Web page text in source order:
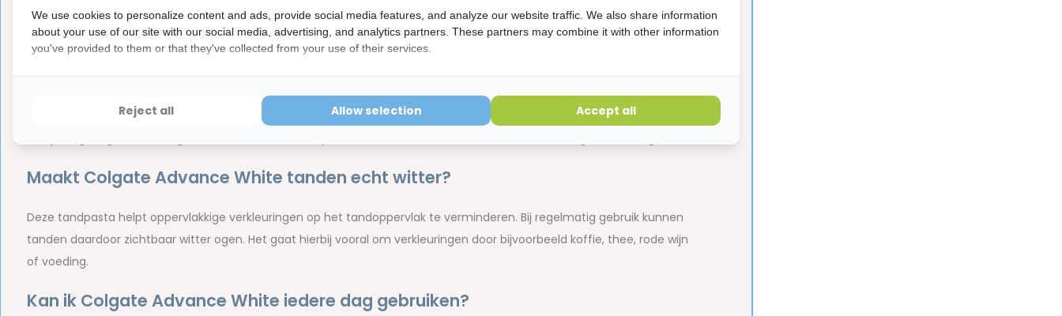
Inhoud van de verpakking:
1 x Colgate Advance White Tandpasta – 100 ml – Whitening
Veelgestelde vragen over Colgate Advance White Tandpasta
Maakt Colgate Advance White tanden echt witter?
Deze tandpasta helpt oppervlakkige verkleuringen op het tandoppervlak te verminderen. Bij regelmatig gebruik kunnen
tanden daardoor zichtbaar witter ogen. Het gaat hierbij vooral om verkleuringen door bijvoorbeeld koffie, thee, rode wijn
of voeding.
Kan ik Colgate Advance White iedere dag gebruiken?
We use cookies to personalize content and ads, provide social media features, and analyze our website traffic. We also share information
about your use of our site with our social media, advertising, and analytics partners. These partners may combine it with other information
you've provided to them or that they've collected from your use of their services.
Reject all Allow selection Accept all